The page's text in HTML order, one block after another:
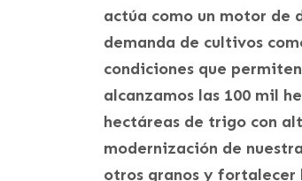
actúa como un motor
demanda de cultivos
condiciones que
alcanzamos las 100 mil
hectáreas de trigo con
modernización de
otros granos y